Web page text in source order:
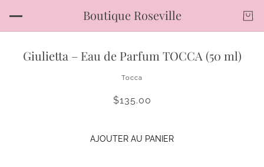
Boutique Roseville
Giulietta – Eau de Parfum TOCCA (50 ml)
Tocca
$135.00
AJOUTER AU PANIER